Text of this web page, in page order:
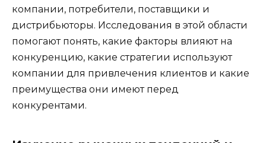
компании, потребители, поставщики и
дистрибьюторы. Исследования в этой области
помогают понять, какие факторы влияют на
конкуренцию, какие стратегии используют
компании для привлечения клиентов и какие
преимущества они имеют перед
конкурентами.